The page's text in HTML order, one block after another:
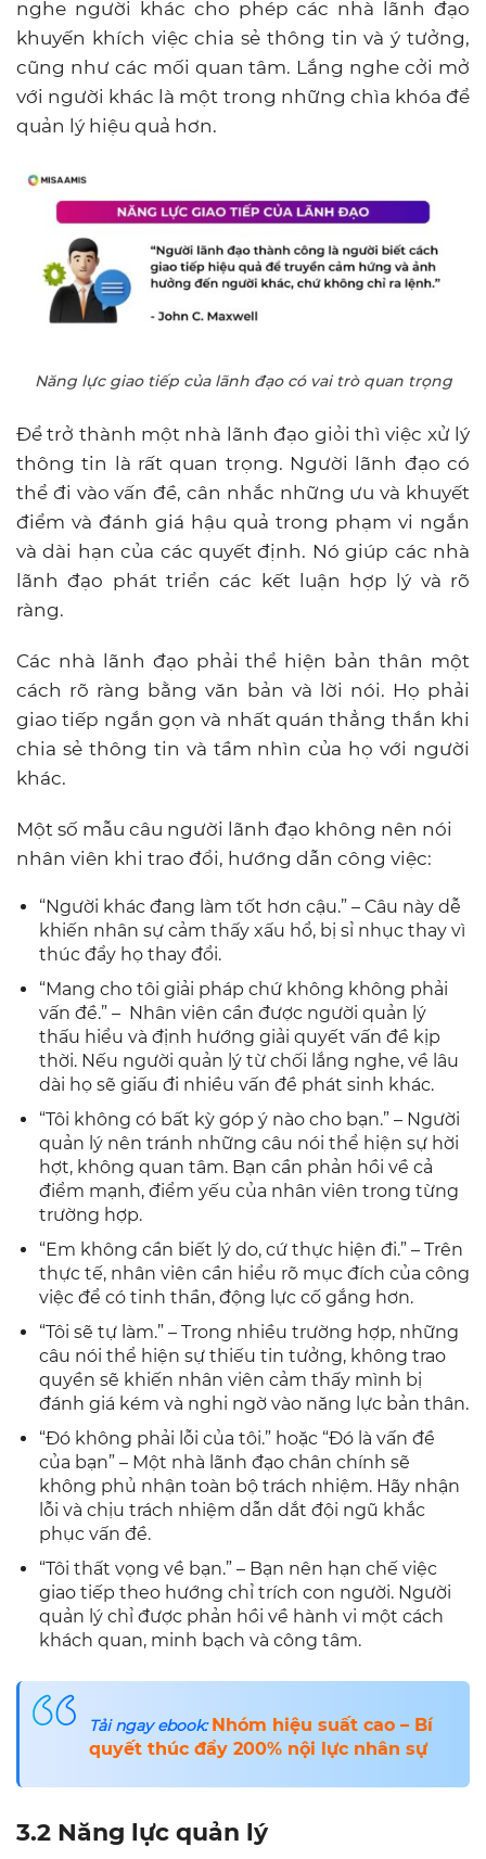
nghe người khác cho phép các nhà lãnh đạo
khuyến khích việc chia sẻ thông tin và ý tưởng,
cũng như các mối quan tâm. Lắng nghe cởi mở
với người khác là một trong những chìa khóa để
quản lý hiệu quả hơn.
Năng lực giao tiếp của lãnh đạo có vai trò quan trọng
Để trở thành một nhà lãnh đạo giỏi thì việc xử lý
thông tin là rất quan trọng. Người lãnh đạo có
thể đi vào vấn đề, cân nhắc những ưu và khuyết
điểm và đánh giá hậu quả trong phạm vi ngắn
và dài hạn của các quyết định. Nó giúp các nhà
lãnh đạo phát triển các kết luận hợp lý và rõ
ràng.
Các nhà lãnh đạo phải thể hiện bản thân một
cách rõ ràng bằng văn bản và lời nói. Họ phải
giao tiếp ngắn gọn và nhất quán thẳng thắn khi
chia sẻ thông tin và tầm nhìn của họ với người
khác.
Một số mẫu câu người lãnh đạo không nên nói
nhân viên khi trao đổi, hướng dẫn công việc:
“Người khác đang làm tốt hơn cậu.” – Câu này dễ
khiến nhân sự cảm thấy xấu hổ, bị sỉ nhục thay vì
thúc đẩy họ thay đổi.
“Mang cho tôi giải pháp chứ không không phải
vấn đề.” – Nhân viên cần được người quản lý
thấu hiểu và định hướng giải quyết vấn đề kịp
thời. Nếu người quản lý từ chối lắng nghe, về lâu
dài họ sẽ giấu đi nhiều vấn đề phát sinh khác.
“Tôi không có bất kỳ góp ý nào cho bạn.” – Người
quản lý nên tránh những câu nói thể hiện sự hời
hợt, không quan tâm. Bạn cần phản hồi về cả
điểm mạnh, điểm yếu của nhân viên trong từng
trường hợp.
“Em không cần biết lý do, cứ thực hiện đi.” – Trên
thực tế, nhân viên cần hiểu rõ mục đích của công
việc để có tinh thần, động lực cố gắng hơn.
“Tôi sẽ tự làm.” – Trong nhiều trường hợp, những
câu nói thể hiện sự thiếu tin tưởng, không trao
quyền sẽ khiến nhân viên cảm thấy mình bị
đánh giá kém và nghi ngờ vào năng lực bản thân.
“Đó không phải lỗi của tôi.” hoặc “Đó là vấn đề
của bạn” – Một nhà lãnh đạo chân chính sẽ
không phủ nhận toàn bộ trách nhiệm. Hãy nhận
lỗi và chịu trách nhiệm dẫn dắt đội ngũ khắc
phục vấn đề.
“Tôi thất vọng về bạn.” – Bạn nên hạn chế việc
giao tiếp theo hướng chỉ trích con người. Người
quản lý chỉ được phản hồi về hành vi một cách
khách quan, minh bạch và công tâm.
Tải ngay ebook:Nhóm hiệu suất cao – Bí
quyết thúc đẩy 200% nội lực nhân sự
3.2 Năng lực quản lý